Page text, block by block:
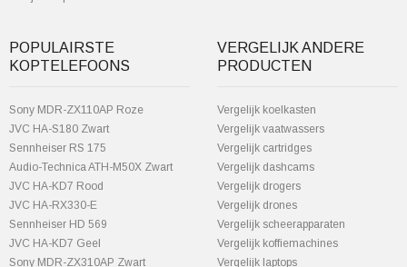
POPULAIRSTE
KOPTELEFOONS
Sony MDR-ZX110AP Roze
JVC HA-S180 Zwart
Sennheiser RS 175
Audio-Technica ATH-M50X Zwart
JVC HA-KD7 Rood
JVC HA-RX330-E
Sennheiser HD 569
JVC HA-KD7 Geel
Sony MDR-ZX310AP Zwart
VERGELIJK ANDERE
PRODUCTEN
Vergelijk koelkasten
Vergelijk vaatwassers
Vergelijk cartridges
Vergelijk dashcams
Vergelijk drogers
Vergelijk drones
Vergelijk scheerapparaten
Vergelijk koffiemachines
Vergelijk laptops